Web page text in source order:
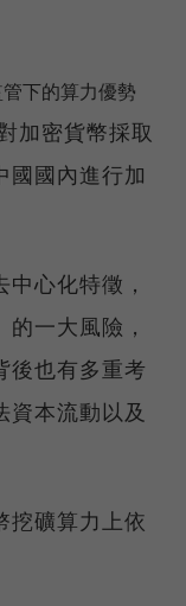
下的算力優勢
加密貨幣採取
國國內進行加
心化特徵，
一大風險，
後也有多重考
資本流動以及
挖礦算力上依